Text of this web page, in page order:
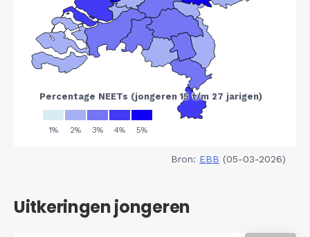
Bron: EBB (05-03-2026)
Uitkeringen jongeren